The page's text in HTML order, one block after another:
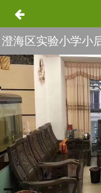
澄海区实验小学小
方3